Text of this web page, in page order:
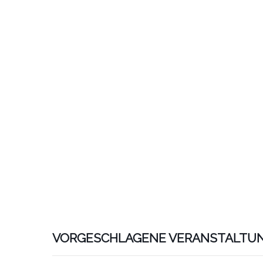
VORGESCHLAGENE